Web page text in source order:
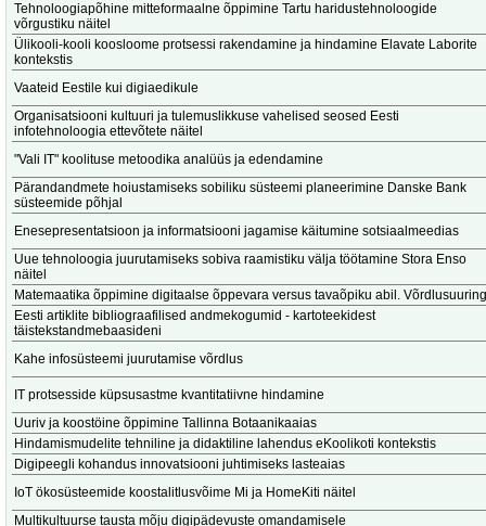
Tehnoloogiapõhine mitteformaalne õppimine Tartu haridustehnoloogide
võrgustiku näitel
Ülikooli-kooli koosloome protsessi rakendamine ja hindamine Elavate Laborite
kontekstis
Vaateid Eestile kui digiaedikule
Organisatsiooni kultuuri ja tulemuslikkuse vahelised seosed Eesti
infotehnoloogia ettevõtete näitel
"Vali IT" koolituse metoodika analüüs ja edendamine
Pärandandmete hoiustamiseks sobiliku süsteemi planeerimine Danske Bank
süsteemide põhjal
Enesepresentatsioon ja informatsiooni jagamise käitumine sotsiaalmeedias
Uue tehnoloogia juurutamiseks sobiva raamistiku välja töötamine Stora Enso
näitel
Matemaatika õppimine digitaalse õppevara versus tavaõpiku abil. Võrdlusuuring
Eesti artiklite bibliograafilised andmekogumid - kartoteekidest
täistekstandmebaasideni
Kahe infosüsteemi juurutamise võrdlus
IT protsesside küpsusastme kvantitatiivne hindamine
Uuriv ja koostöine õppimine Tallinna Botaanikaaias
Hindamismudelite tehniline ja didaktiline lahendus eKoolikoti kontekstis
Digipeegli kohandus innovatsiooni juhtimiseks lasteaias
IoT ökosüsteemide koostalitlusvõime Mi ja HomeKiti näitel
Multikultuurse tausta mõju digipädevuste omandamisele